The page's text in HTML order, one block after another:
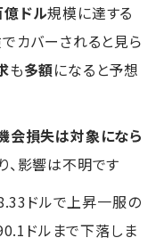
ドル規模に達する
カバーされると見ら
も多額になると予想
会損失は対象になら
、影響は不明です
ドルで上昇一服の
ドルまで下落しま